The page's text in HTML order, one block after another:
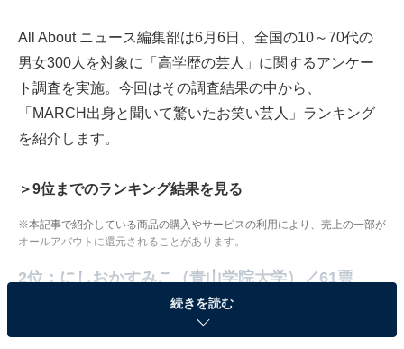
All About ニュース編集部は6月6日、全国の10～70代の
男女300人を対象に「高学歴の芸人」に関するアンケー
ト調査を実施。今回はその調査結果の中から、
「MARCH出身と聞いて驚いたお笑い芸人」ランキング
を紹介します。
＞9位までのランキング結果を見る
※本記事で紹介している商品の購入やサービスの利用により、売上の一部が
オールアバウトに還元されることがあります。
2位：にしおかすみこ（青山学院大学）／61票
#トークショー#ポンコツ一家
続きを読む